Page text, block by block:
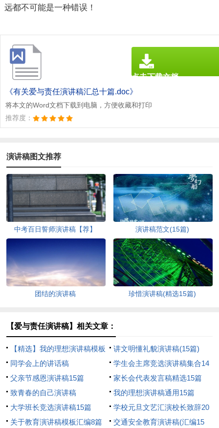
远都不可能是一种错误！
《有关爱与责任演讲稿汇总十篇.doc》
将本文的Word文档下载到电脑，方便收藏和打印
推荐度：
点击下载文档
文档为doc格式
演讲稿图文推荐
中考百日誓师演讲稿【荐】 演讲稿范文(15篇)
团结的演讲稿 珍惜演讲稿(精选15篇)
【爱与责任演讲稿】相关文章：
【精选】我的理想演讲稿模板
汇编9篇
讲文明懂礼貌演讲稿(15篇)
同学会上的讲话稿
学生会主席竞选演讲稿集合14
篇
父亲节感恩演讲稿15篇
家长会代表发言稿精选15篇
致青春的自己演讲稿
我的理想演讲稿通用15篇
大学班长竞选演讲稿15篇
学校元旦文艺汇演校长致辞20
篇
关于教育演讲稿模板汇编8篇 交通安全教育演讲稿(汇编15